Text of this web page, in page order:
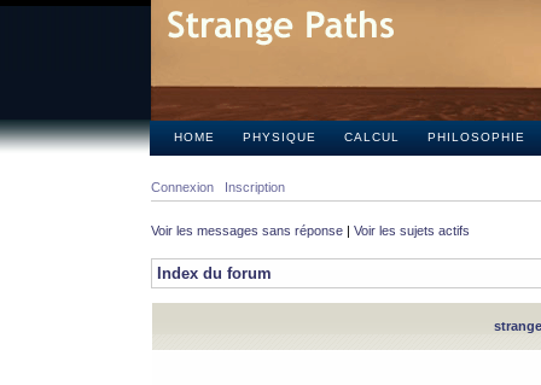
HOME PHYSIQUE CALCUL PHILOSOPHIE
Connexion Inscription
Voir les messages sans réponse | Voir les sujets actifs
Index du forum